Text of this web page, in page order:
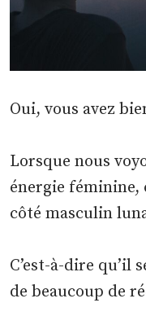
Oui, vous avez
Lorsque nous
énergie féminine,
côté masculin
C’est-à-dire qu’il
de beaucoup de